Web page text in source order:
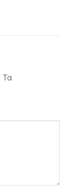
Τα